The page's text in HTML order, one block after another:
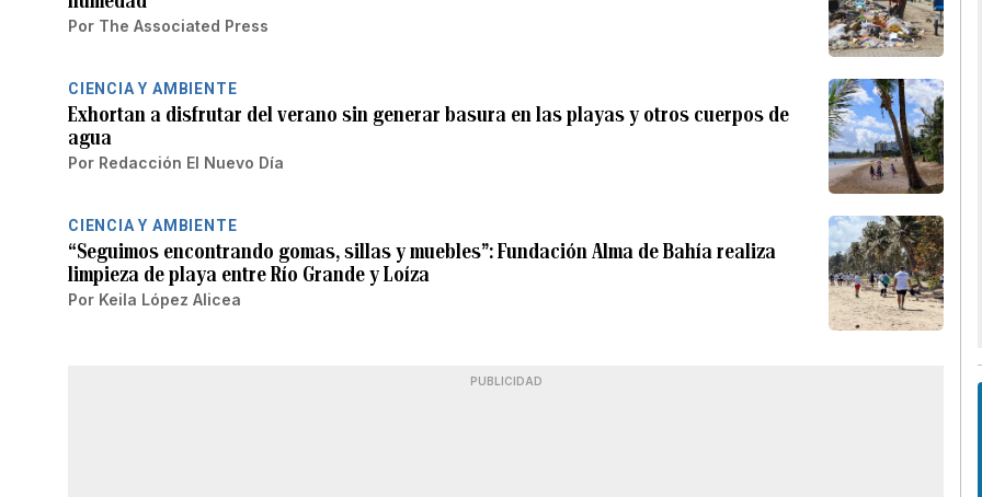
Por The Associated Press
CIENCIA Y AMBIENTE
Exhortan a disfrutar del verano sin generar basura en las playas y otros cuerpos de
agua
Por Redacción El Nuevo Día
CIENCIA Y AMBIENTE
“Seguimos encontrando gomas, sillas y muebles”: Fundación Alma de Bahía realiza
limpieza de playa entre Río Grande y Loíza
Por Keila López Alicea
PUBLICIDAD